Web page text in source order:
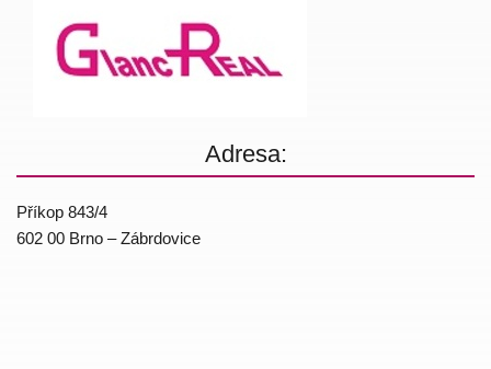
Adresa:
Příkop 843/4
602 00 Brno – Zábrdovice